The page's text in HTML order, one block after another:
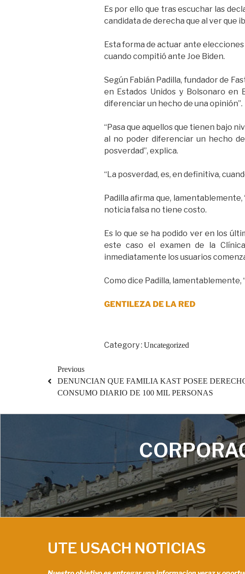
Es por ello que tras escuchar las
candidata de derecha que al ver que
Esta forma de actuar ante elecciones
cuando compitió ante Joe Biden.
Según Fabián Padilla, fundador de
en Estados Unidos y Bolsonaro
diferenciar un hecho de una opinión”.
“Pasa que aquellos que tienen bajo
al no poder diferenciar un hecho
posverdad”, explica.
“La posverdad, es, en definitiva,
Padilla afirma que,
noticia falsa no tiene costo.
Es lo que se ha podido ver en los
este caso el examen de la
inmediatamente los usuarios
Como dice Padilla, lamentablemente,
GENTILEZA DE LA RED
Category : Uncategorized
Previous
DENUNCIAN QUE FAMILIA KAST POSEE
CONSUMO DIARIO DE 100 MIL PERSONAS
UTE USACH NOTICIAS